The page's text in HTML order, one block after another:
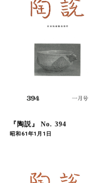
『陶説』 No. 394
昭和61年1月1日